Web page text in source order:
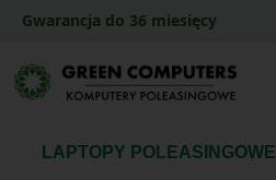
LAPTOPY POLEASINGOWE
Gwarancja do 36 miesięcy